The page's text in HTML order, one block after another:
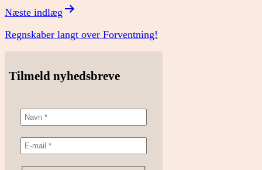
Næste indlæg
Regnskaber langt over Forventning!
Tilmeld nyhedsbreve